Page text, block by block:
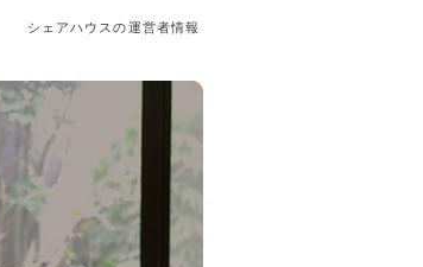
シェアハウスの運営者情報